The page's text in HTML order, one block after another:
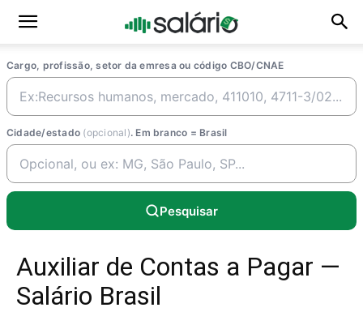
Cargo, profissão, setor da emresa ou código CBO/CNAE
Cidade/estado (opcional). Em branco = Brasil
Pesquisar
Auxiliar de Contas a Pagar —
Salário Brasil